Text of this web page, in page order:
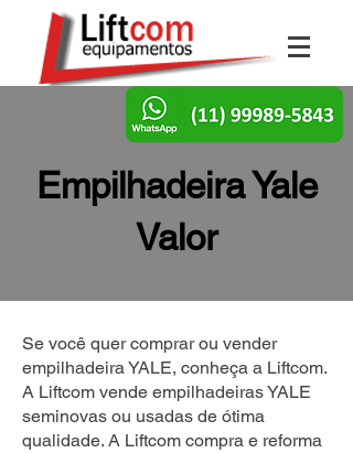
Empilhadeira Yale
Valor
Se você quer comprar ou vender
empilhadeira YALE, conheça a Liftcom.
A Liftcom vende empilhadeiras YALE
seminovas ou usadas de ótima
qualidade. A Liftcom compra e reforma